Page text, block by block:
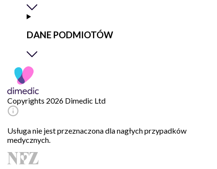
DANE PODMIOTÓW
Copyrights 2026 Dimedic Ltd
Usługa nie jest przeznaczona dla nagłych przypadków
medycznych.